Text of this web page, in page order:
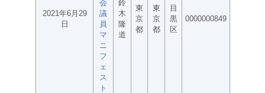
2021年6月29
日
会
議
員
マ
ニ
フ
ェ
ス
ト
鈴
木
隆
道
東
京
都
東
京
都
目
黒
区
0000000849